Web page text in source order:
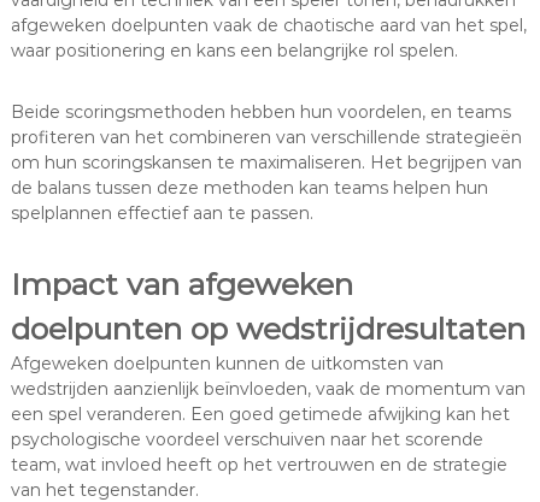
afgeweken doelpunten vaak de chaotische aard van het spel,
waar positionering en kans een belangrijke rol spelen.
Beide scoringsmethoden hebben hun voordelen, en teams
profiteren van het combineren van verschillende strategieën
om hun scoringskansen te maximaliseren. Het begrijpen van
de balans tussen deze methoden kan teams helpen hun
spelplannen effectief aan te passen.
Impact van afgeweken
doelpunten op wedstrijdresultaten
Afgeweken doelpunten kunnen de uitkomsten van
wedstrijden aanzienlijk beïnvloeden, vaak de momentum van
een spel veranderen. Een goed getimede afwijking kan het
psychologische voordeel verschuiven naar het scorende
team, wat invloed heeft op het vertrouwen en de strategie
van het tegenstander.